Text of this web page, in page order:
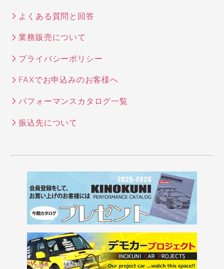
よくある質問と回答
業務販売について
プライバシーポリシー
FAXでお申込みのお客様へ
パフォーマンスカタログ一覧
振込先について